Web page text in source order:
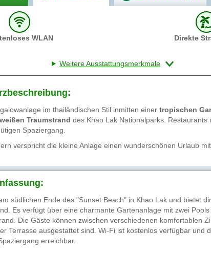
WLAN Direkte
Weitere Ausstattungsmerkmale
im thailändischen Stil inmitten einer tropischen
weißen Traumstrand des Khao Lak Nationalparks. Restaurants
Spaziergang.
verspricht die kleine Anlage einen wunderschönen Urlaub
südlichen Ende des "Sunset Beach" in Khao Lak und bietet
Es verfügt über eine charmante Gartenanlage mit zwei
Die Gäste können zwischen verschiedenen komfortablen
Terrasse ausgestattet sind. Wi-Fi ist kostenlos verfügbar und
erreichbar.